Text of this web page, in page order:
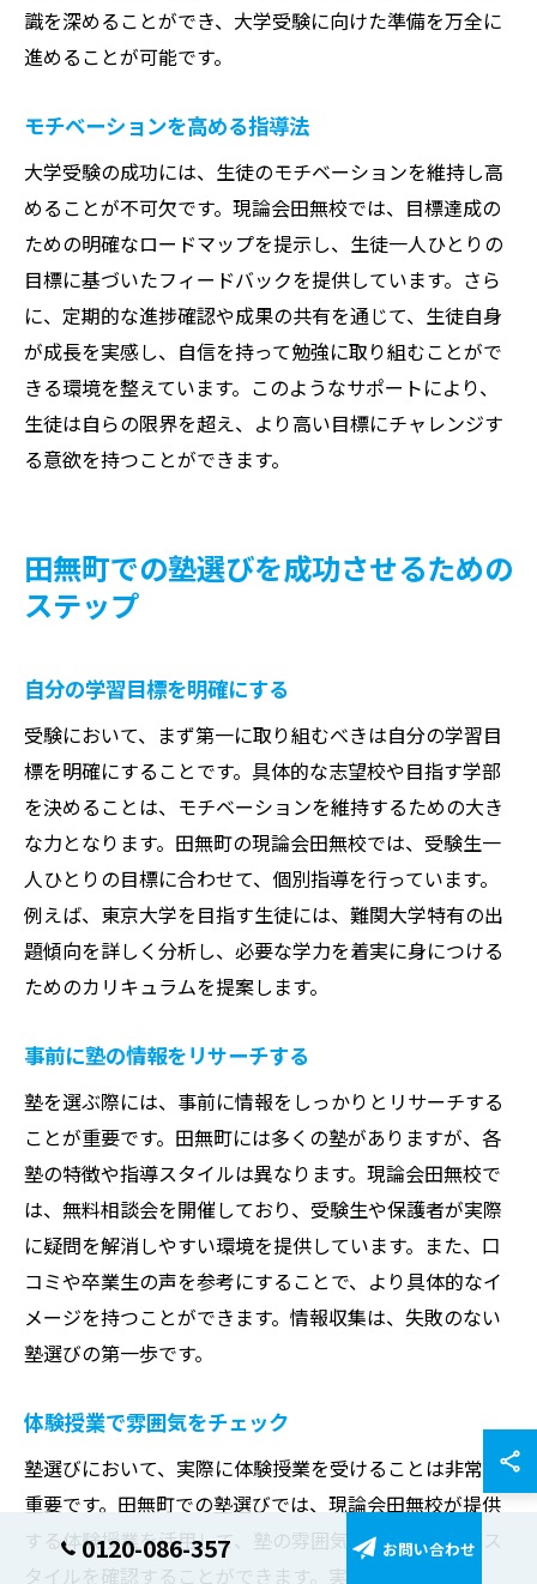
識を深めることができ、大学受験に向けた準備を万全に
進めることが可能です。
モチベーションを高める指導法
大学受験の成功には、生徒のモチベーションを維持し高
めることが不可欠です。現論会田無校では、目標達成の
ための明確なロードマップを提示し、生徒一人ひとりの
目標に基づいたフィードバックを提供しています。さら
に、定期的な進捗確認や成果の共有を通じて、生徒自身
が成長を実感し、自信を持って勉強に取り組むことがで
きる環境を整えています。このようなサポートにより、
生徒は自らの限界を超え、より高い目標にチャレンジす
る意欲を持つことができます。
田無町での塾選びを成功させるための
ステップ
自分の学習目標を明確にする
受験において、まず第一に取り組むべきは自分の学習目
標を明確にすることです。具体的な志望校や目指す学部
を決めることは、モチベーションを維持するための大き
な力となります。田無町の現論会田無校では、受験生一
人ひとりの目標に合わせて、個別指導を行っています。
例えば、東京大学を目指す生徒には、難関大学特有の出
題傾向を詳しく分析し、必要な学力を着実に身につける
ためのカリキュラムを提案します。
事前に塾の情報をリサーチする
塾を選ぶ際には、事前に情報をしっかりとリサーチする
ことが重要です。田無町には多くの塾がありますが、各
塾の特徴や指導スタイルは異なります。現論会田無校で
は、無料相談会を開催しており、受験生や保護者が実際
に疑問を解消しやすい環境を提供しています。また、口
コミや卒業生の声を参考にすることで、より具体的なイ
メージを持つことができます。情報収集は、失敗のない
塾選びの第一歩です。
体験授業で雰囲気をチェック
塾選びにおいて、実際に体験授業を受けることは非常に
重要です。田無町での塾選びでは、現論会田無校が提供
する体験授業を活用して、塾の雰囲気や講師陣の指導ス
タイルを確認することができます。実際の授業を通じ
0120-086-357 お問い合わせ